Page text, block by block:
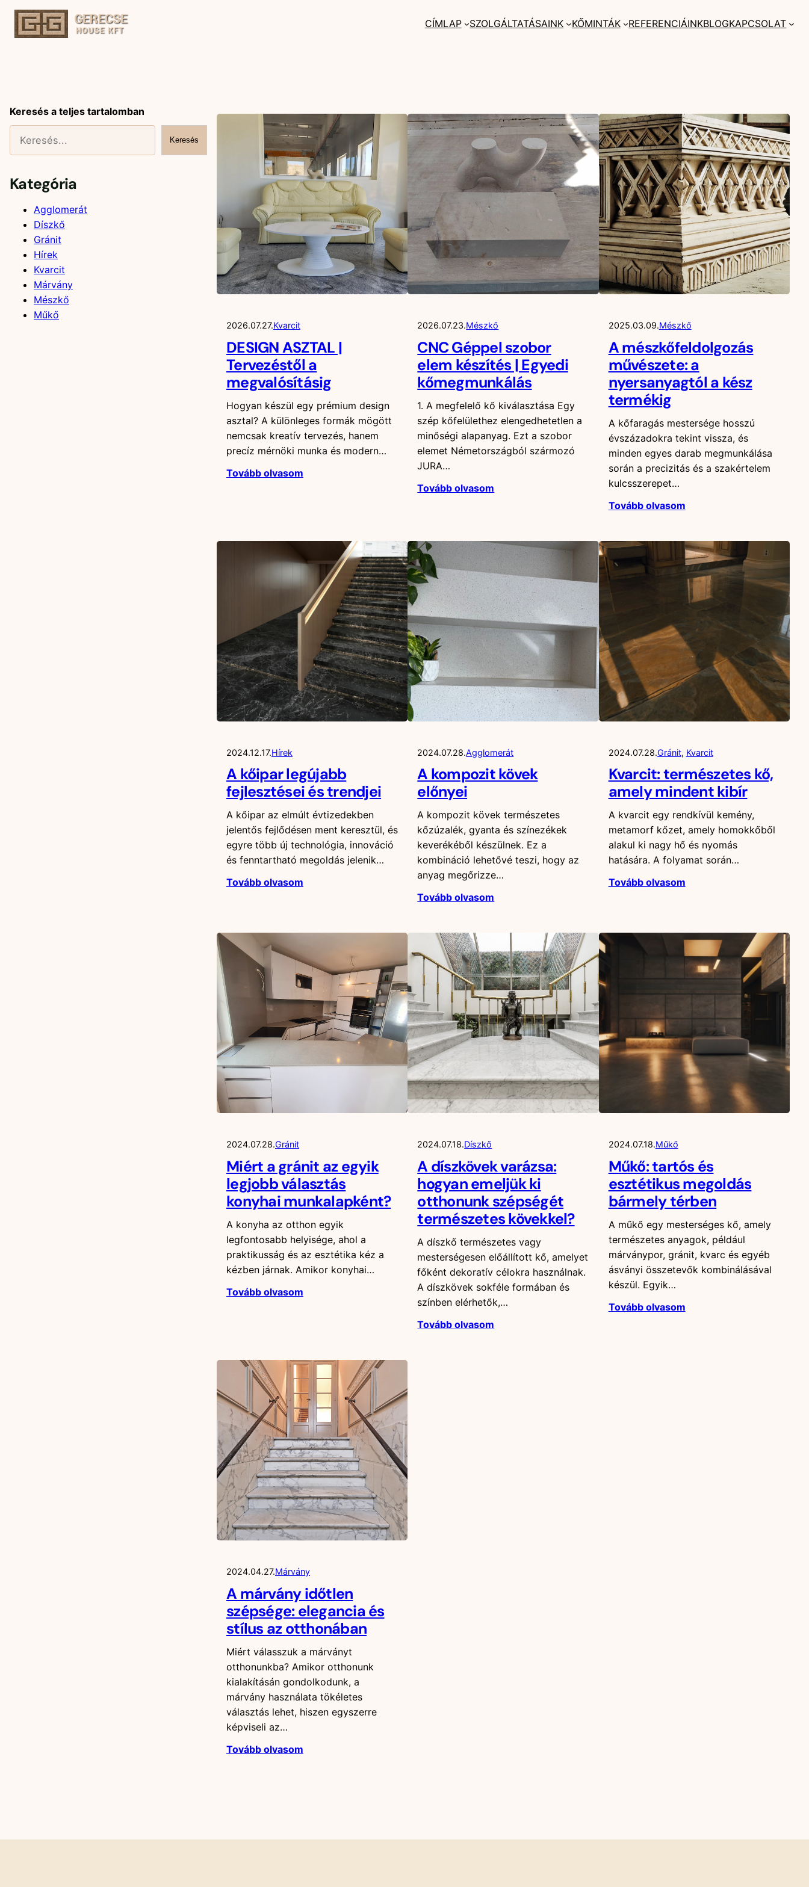
Ugrás
tartalomhoz
CÍMLAP SZOLGÁLTATÁSAINK KŐMINTÁK REFERENCIÁINKBLOGKAPCSOLAT
Keresés a teljes tartalomban
Keresés
Kategória
Agglomerát
Díszkő
Gránit
Hírek
Kvarcit
Márvány
Mészkő
Műkő
2026.07.27.Kvarcit
DESIGN ASZTAL |
Tervezéstől a
megvalósításig
Hogyan készül egy prémium design
asztal? A különleges formák mögött
nemcsak kreatív tervezés, hanem
precíz mérnöki munka és modern…
Tovább olvasom
2026.07.23.Mészkő
CNC Géppel szobor
elem készítés | Egyedi
kőmegmunkálás
1. A megfelelő kő kiválasztása Egy
szép kőfelülethez elengedhetetlen a
minőségi alapanyag. Ezt a szobor
elemet Németországból szármozó
JURA…
Tovább olvasom
2025.03.09.Mészkő
A mészkőfeldolgozás
művészete: a
nyersanyagtól a kész
termékig
A kőfaragás mestersége hosszú
évszázadokra tekint vissza, és
minden egyes darab megmunkálása
során a precizitás és a szakértelem
kulcsszerepet…
Tovább olvasom
2024.12.17.Hírek
A kőipar legújabb
fejlesztései és trendjei
A kőipar az elmúlt évtizedekben
jelentős fejlődésen ment keresztül, és
egyre több új technológia, innováció
és fenntartható megoldás jelenik…
Tovább olvasom
2024.07.28.Agglomerát
A kompozit kövek
előnyei
A kompozit kövek természetes
kőzúzalék, gyanta és színezékek
keverékéből készülnek. Ez a
kombináció lehetővé teszi, hogy az
anyag megőrizze…
Tovább olvasom
2024.07.28.Gránit, Kvarcit
Kvarcit: természetes kő,
amely mindent kibír
A kvarcit egy rendkívül kemény,
metamorf kőzet, amely homokkőből
alakul ki nagy hő és nyomás
hatására. A folyamat során…
Tovább olvasom
2024.07.28.Gránit
Miért a gránit az egyik
legjobb választás
konyhai munkalapként?
A konyha az otthon egyik
legfontosabb helyisége, ahol a
praktikusság és az esztétika kéz a
kézben járnak. Amikor konyhai…
Tovább olvasom
2024.07.18.Díszkő
A díszkövek varázsa:
hogyan emeljük ki
otthonunk szépségét
természetes kövekkel?
A díszkő természetes vagy
mesterségesen előállított kő, amelyet
főként dekoratív célokra használnak.
A díszkövek sokféle formában és
színben elérhetők,…
Tovább olvasom
2024.07.18.Műkő
Műkő: tartós és
esztétikus megoldás
bármely térben
A műkő egy mesterséges kő, amely
természetes anyagok, például
márványpor, gránit, kvarc és egyéb
ásványi összetevők kombinálásával
készül. Egyik…
Tovább olvasom
2024.04.27.Márvány
A márvány időtlen
szépsége: elegancia és
stílus az otthonában
Miért válasszuk a márványt
otthonunkba? Amikor otthonunk
kialakításán gondolkodunk, a
márvány használata tökéletes
választás lehet, hiszen egyszerre
képviseli az…
Tovább olvasom